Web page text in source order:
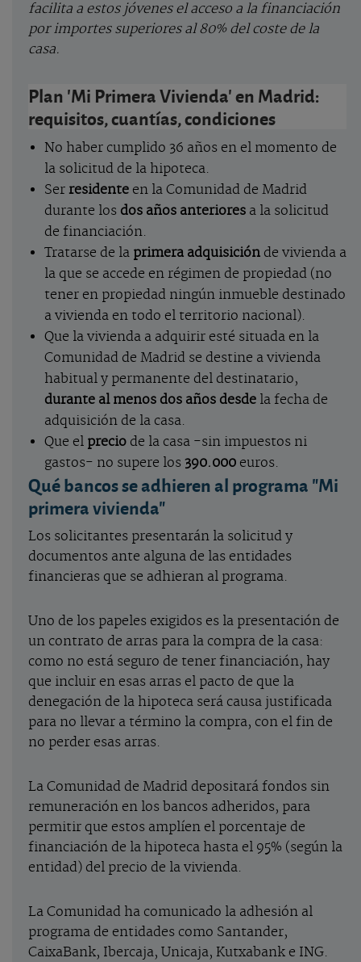
facilita a estos jóvenes el acceso a la financiación
por importes superiores al 80% del coste de la
casa.
Plan 'Mi Primera Vivienda' en Madrid:
requisitos, cuantías, condiciones
No haber cumplido 36 años en el momento de
la solicitud de la hipoteca.
Ser residente en la Comunidad de Madrid
durante los dos años anteriores a la solicitud
de financiación.
Tratarse de la primera adquisición de vivienda a
la que se accede en régimen de propiedad (no
tener en propiedad ningún inmueble destinado
a vivienda en todo el territorio nacional).
Que la vivienda a adquirir esté situada en la
Comunidad de Madrid se destine a vivienda
habitual y permanente del destinatario,
durante al menos dos años desde la fecha de
adquisición de la casa.
Que el precio de la casa -sin impuestos ni
gastos- no supere los 390.000 euros.
Qué bancos se adhieren al programa "Mi
primera vivienda"
Los solicitantes presentarán la solicitud y
documentos ante alguna de las entidades
financieras que se adhieran al programa.
Uno de los papeles exigidos es la presentación de
un contrato de arras para la compra de la casa:
como no está seguro de tener financiación, hay
que incluir en esas arras el pacto de que la
denegación de la hipoteca será causa justificada
para no llevar a término la compra, con el fin de
no perder esas arras.
La Comunidad de Madrid depositará fondos sin
remuneración en los bancos adheridos, para
permitir que estos amplíen el porcentaje de
financiación de la hipoteca hasta el 95% (según la
entidad) del precio de la vivienda.
La Comunidad ha comunicado la adhesión al
programa de entidades como Santander,
CaixaBank, Ibercaja, Unicaja, Kutxabank e ING.